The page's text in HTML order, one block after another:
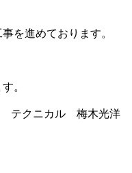
を進めております。
。
木光洋